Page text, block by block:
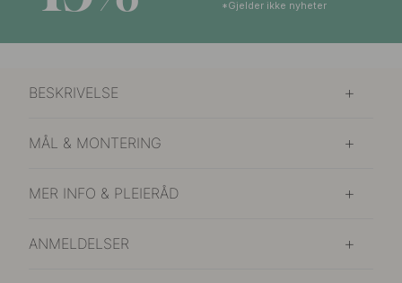
*Gjelder ikke nyheter
BESKRIVELSE
MÅL & MONTERING
MER INFO & PLEIERÅD
ANMELDELSER